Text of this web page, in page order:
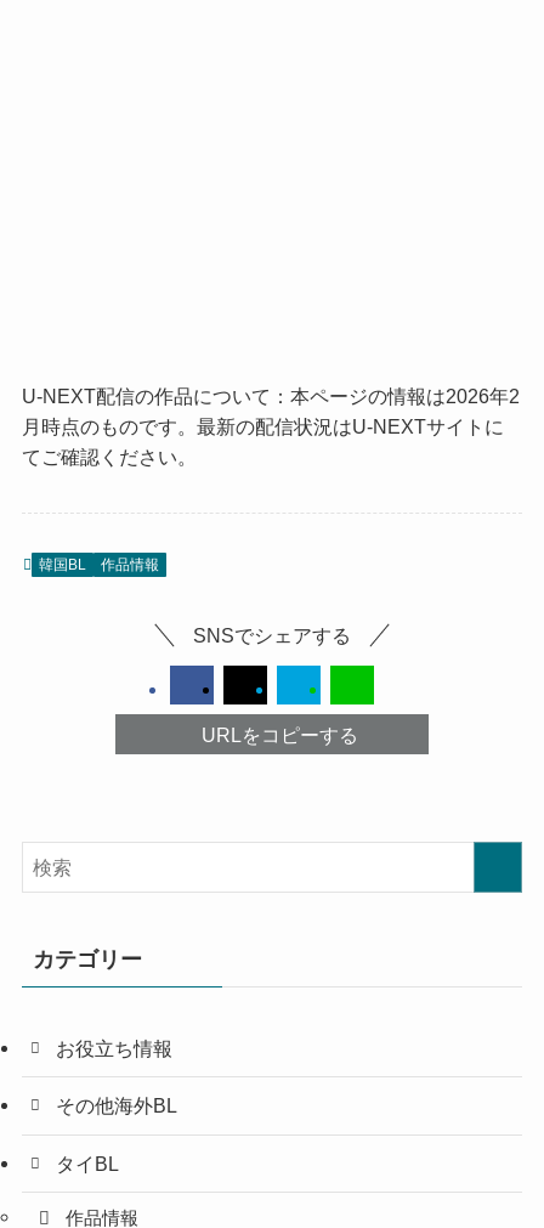
U-NEXT配信の作品について：本ページの情報は2026年2
月時点のものです。最新の配信状況はU-NEXTサイトに
てご確認ください。
韓国BL 作品情報
SNSでシェアする
URLをコピーする
カテゴリー
お役立ち情報
その他海外BL
タイBL
作品情報